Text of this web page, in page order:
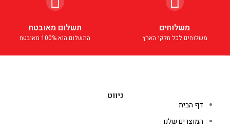
משלוחים
משלוחים לכל חלקי הארץ
תשלום מאובטח
התשלום הוא 100% מאובטח
ניווט
דף הבית
המוצרים שלנו